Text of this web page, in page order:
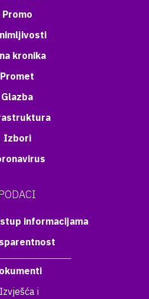
Promo
kronika
Promet
Glazba
Izbori
informacijama
Izvješća i